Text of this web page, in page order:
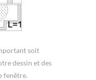
soit
dessin et des
fenêtre.